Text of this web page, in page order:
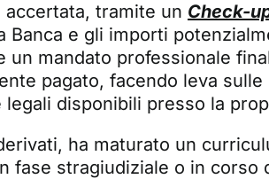
tramite un Check-
Banca e gli importi
mandato professionale
pagato, facendo leva sulle
disponibili presso la
ha maturato un
fase stragiudiziale o in corso